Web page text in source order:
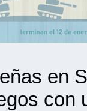
en